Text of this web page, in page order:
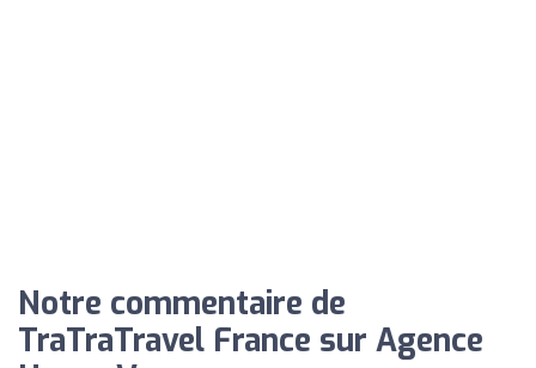
Notre commentaire de
TraTraTravel France sur Agence